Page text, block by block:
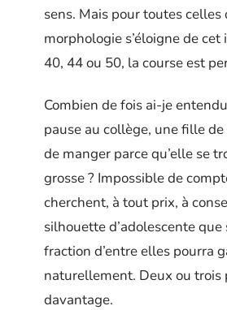
sens. Mais pour toutes celles
morphologie s’éloigne de
40, 44 ou 50, la course est
Combien de fois ai-je
pause au collège, une fille
de manger parce qu’elle se
grosse ? Impossible de
cherchent, à tout prix, à
silhouette d’adolescente
fraction d’entre elles pourra
naturellement. Deux ou trois
davantage.